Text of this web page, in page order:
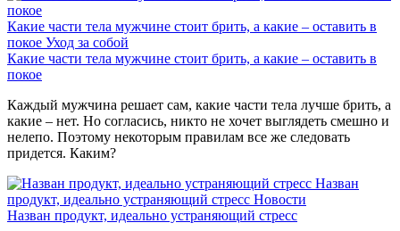
Какие части тела мужчине стоит брить, а какие – оставить в
покое Уход за собой
Какие части тела мужчине стоит брить, а какие – оставить в
покое
Каждый мужчина решает сам, какие части тела лучше брить, а
какие – нет. Но согласись, никто не хочет выглядеть смешно и
нелепо. Поэтому некоторым правилам все же следовать
придется. Каким?
Назван
продукт, идеально устраняющий стресс Новости
Назван продукт, идеально устраняющий стресс